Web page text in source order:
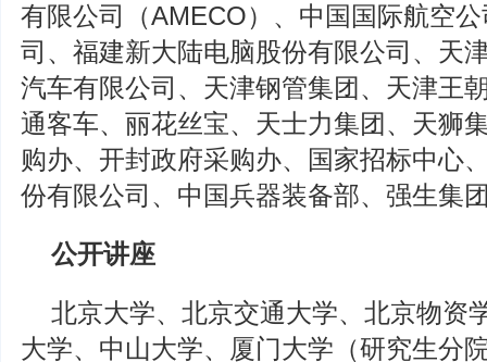
有限公司（AMECO）、中国国际航空
司、福建新大陆电脑股份有限公司、天
汽车有限公司、天津钢管集团、天津王
通客车、丽花丝宝、天士力集团、天狮
购办、开封政府采购办、国家招标中心
份有限公司、中国兵器装备部、强生集
公开讲座
北京大学、北京交通大学、北京物资
大学、中山大学、厦门大学（研究生分